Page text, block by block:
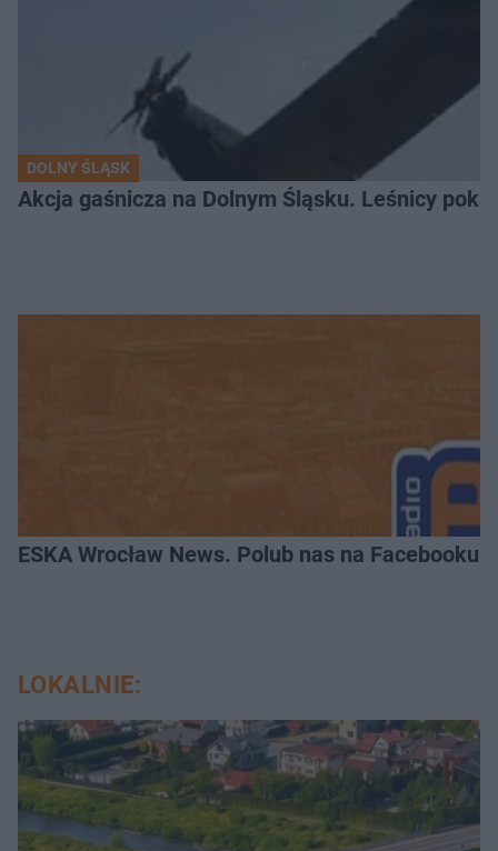
DOLNY ŚLĄSK
Akcja gaśnicza na Dolnym Śląsku. Leśnicy
ESKA Wrocław News. Polub nas na Facebooku!
LOKALNIE: